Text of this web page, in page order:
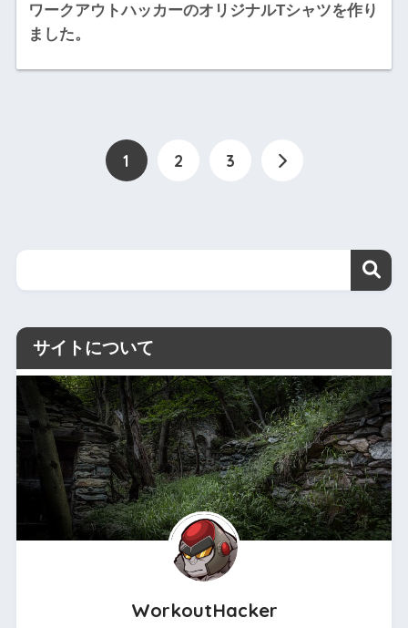
ワークアウトハッカーのオリジナルTシャツを作り
ました。
1 2 3
サイトについて
WorkoutHacker